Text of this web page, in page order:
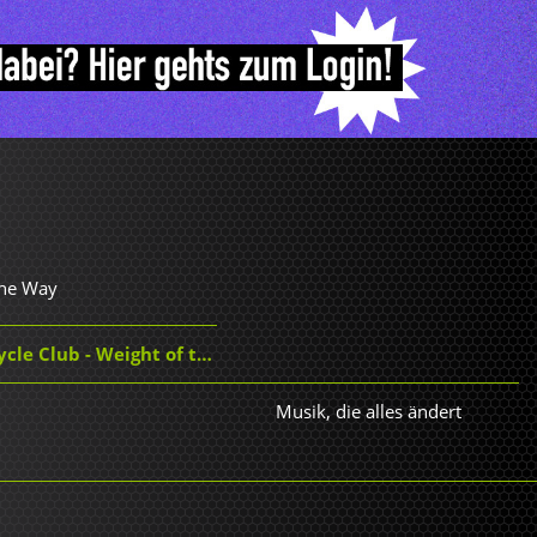
Way
- Weight of the World
Musik, die alles ändert